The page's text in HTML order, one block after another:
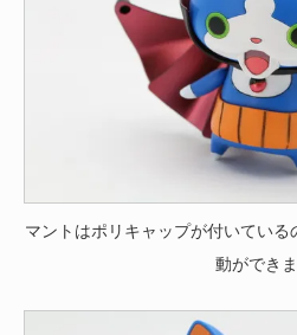
マントはポリキャップが付いてい
動ができ